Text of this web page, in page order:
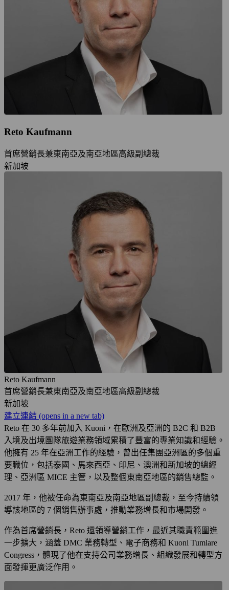
Reto Kaufmann
首席營銷長兼東南亞及南亞地區高級副總裁
新加坡
Reto Kaufmann
首席營銷長兼東南亞及南亞地區高級副總裁
新加坡
建立連結 (opens in a new tab)
Reto 在 30 多年前加入 Kuoni，在歐洲及亞洲的 B2C 和 B2B
入境及出境團隊旅遊業務領域累積了豐富的專業知識和經驗。
他擁有 25 年在亞洲工作的經驗，曾出任集團亞洲區的多個重
要職位，包括泰國、馬來西亞、印尼、澳洲和新加坡的總經
理、亞洲區 MICE 主管，以及整個東南亞地區的銷售總監。
2017 年，他被任命為東南亞及南亞地區副總裁，至今持續領
導該地區的 7 個銷售辦事處，推動業務增長和市場開發。
作為首席營銷長，Reto 還領導營銷工作，最近其職責範圍進
一步擴大，涵蓋 DMC 業務轉型、電子商務和 Kuoni Tumlare
Congress，體現了他在支持公司業務增長、組織發展和轉型方
面發揮更廣泛作用。